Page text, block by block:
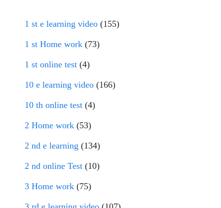
1 st e learning video (155)
1 st Home work (73)
1 st online test (4)
10 e learning video (166)
10 th online test (4)
2 Home work (53)
2 nd e learning (134)
2 nd online Test (10)
3 Home work (75)